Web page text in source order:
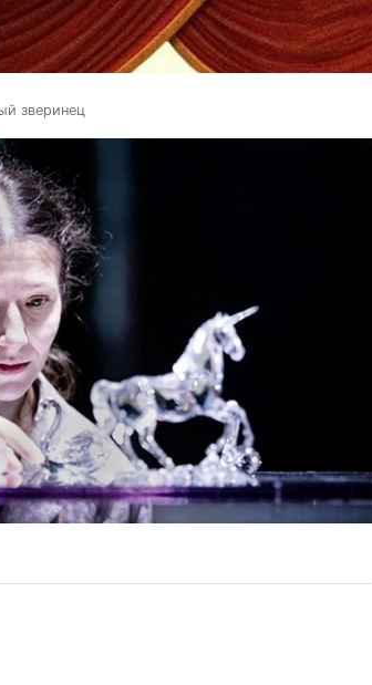
зверинец